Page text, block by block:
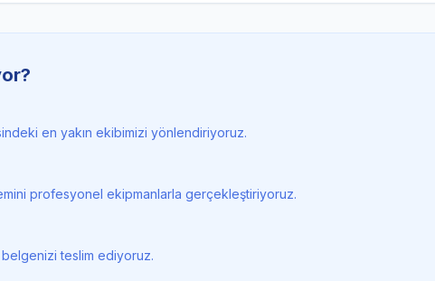
en yakın ekibimizi yönlendiriyoruz.
profesyonel ekipmanlarla gerçekleştiriyoruz.
teslim ediyoruz.